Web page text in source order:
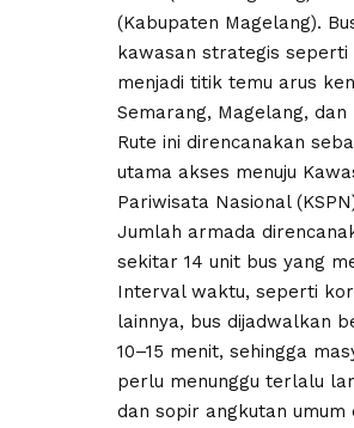
(Kabupaten Magelang).
kawasan strategis seperti
menjadi titik temu arus
Semarang, Magelang, dan
Rute ini direncanakan
utama akses menuju
Pariwisata Nasional
Jumlah armada
sekitar 14 unit bus yang
Interval waktu, seperti
lainnya, bus dijadwalkan
10–15 menit, sehingga
perlu menunggu terlalu
dan sopir angkutan umum